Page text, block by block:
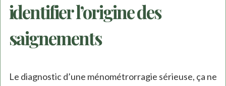
identifier l’origine des
saignements
Le diagnostic d’une ménométrorragie sérieuse, ça ne